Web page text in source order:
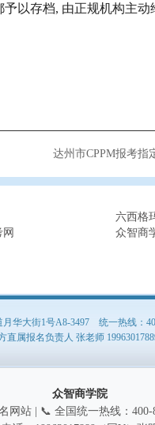
以存档, 由正规机构主动
达州市CPPM报考指
六西格
网 众智商
华大街1号A8-3497 统一热线：
直属报名负责人 张老师
众智商学院
网站 | 📞 全国统一热线：400-